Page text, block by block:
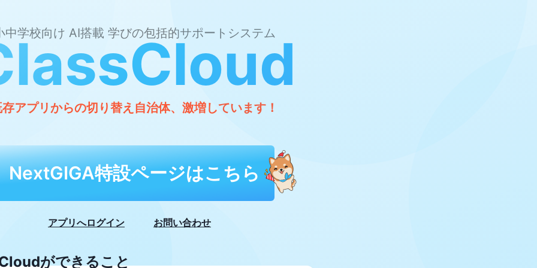
中学校向け AI搭載 学びの包括的サポートシステム
アプリからの切り替え自治体、激増しています！
NextGIGA特設ページはこちら
アプリへログイン お問い合わせ
ができること